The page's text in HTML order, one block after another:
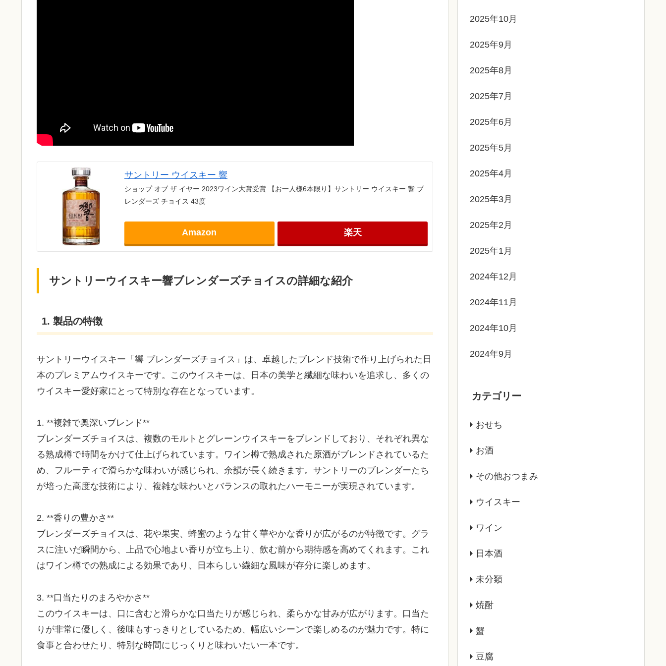
サントリー ウイスキー 響
ショップ オブ ザ イヤー 2023ワイン大賞受賞 【お一人様6本限り】サントリー ウイスキー 響 ブ
レンダーズ チョイス 43度
Amazon 楽天
サントリーウイスキー響ブレンダーズチョイスの詳細な紹介
1. 製品の特徴
サントリーウイスキー「響 ブレンダーズチョイス」は、卓越したブレンド技術で作り上げられた日
本のプレミアムウイスキーです。このウイスキーは、日本の美学と繊細な味わいを追求し、多くの
ウイスキー愛好家にとって特別な存在となっています。
1. **複雑で奥深いブレンド**
ブレンダーズチョイスは、複数のモルトとグレーンウイスキーをブレンドしており、それぞれ異な
る熟成樽で時間をかけて仕上げられています。ワイン樽で熟成された原酒がブレンドされているた
め、フルーティで滑らかな味わいが感じられ、余韻が長く続きます。サントリーのブレンダーたち
が培った高度な技術により、複雑な味わいとバランスの取れたハーモニーが実現されています。
2. **香りの豊かさ**
ブレンダーズチョイスは、花や果実、蜂蜜のような甘く華やかな香りが広がるのが特徴です。グラ
スに注いだ瞬間から、上品で心地よい香りが立ち上り、飲む前から期待感を高めてくれます。これ
はワイン樽での熟成による効果であり、日本らしい繊細な風味が存分に楽しめます。
3. **口当たりのまろやかさ**
このウイスキーは、口に含むと滑らかな口当たりが感じられ、柔らかな甘みが広がります。口当た
りが非常に優しく、後味もすっきりとしているため、幅広いシーンで楽しめるのが魅力です。特に
食事と合わせたり、特別な時間にじっくりと味わいたい一本です。
2025年10月
2025年9月
2025年8月
2025年7月
2025年6月
2025年5月
2025年4月
2025年3月
2025年2月
2025年1月
2024年12月
2024年11月
2024年10月
2024年9月
カテゴリー
おせち
お酒
その他おつまみ
ウイスキー
ワイン
日本酒
未分類
焼酎
蟹
豆腐